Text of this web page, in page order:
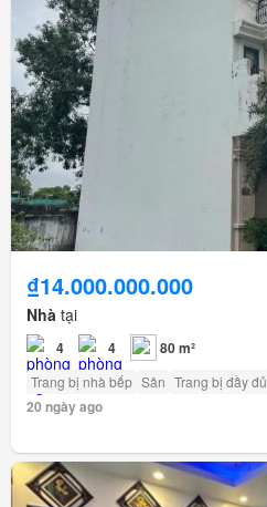
₫14.000.000.000
Nhà tại
4 4 80 m²
Trang bị nhà bếp Sân Trang bị đầy đủ
20 ngày ago